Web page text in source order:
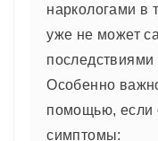
наркологами в
уже не может
последствиями
Особенно
помощью, если
симптомы: